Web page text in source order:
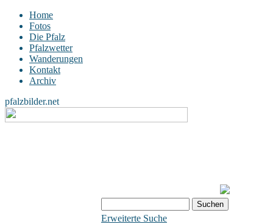
Home
Fotos
Die Pfalz
Pfalzwetter
Wanderungen
Kontakt
Archiv
pfalzbilder.net
Erweiterte Suche